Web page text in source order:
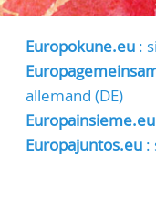
Europokune.eu:
allemand (DE)
Europainsieme.eu
Europajuntos.eu: